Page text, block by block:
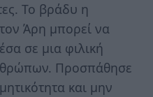
Το βράδυ η
Άρη μπορεί να
σε μια φιλική
Προσπάθησε
και μην